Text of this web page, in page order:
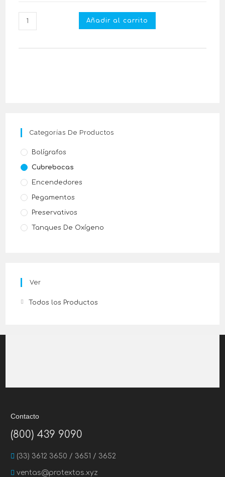
Añadir al carrito
Categorías De Productos
Bolígrafos
Cubrebocas
Encendedores
Pegamentos
Preservativos
Tanques De Oxígeno
Ver
Todos los Productos
Contacto
(800) 439 9090
(33) 3612 3650 / 3651 / 3652
ventas@protextos.xyz